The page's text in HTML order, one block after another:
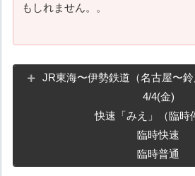
もしれません。。
JR東海〜伊勢鉄道（名古屋〜鈴
4/4(金)
快速「みえ」（臨時
臨時快速
臨時普通